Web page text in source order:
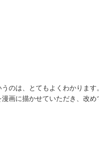
のは、とてもよくわかります
画に描かせていただき、改め